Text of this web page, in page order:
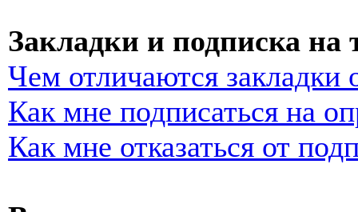
Закладки и подписка на
Чем отличаются закладки
Как мне подписаться на
Как мне отказаться от